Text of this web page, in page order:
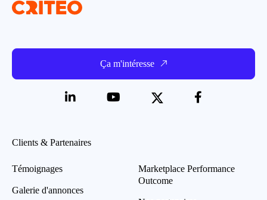
Ça m'intéresse
Clients & Partenaires
Témoignages
Galerie d'annonces
Marketplace Performance
Outcome